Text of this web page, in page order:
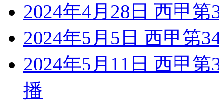
2024年4月28日 西甲
2024年5月5日 西甲第
2024年5月11日 西甲
播